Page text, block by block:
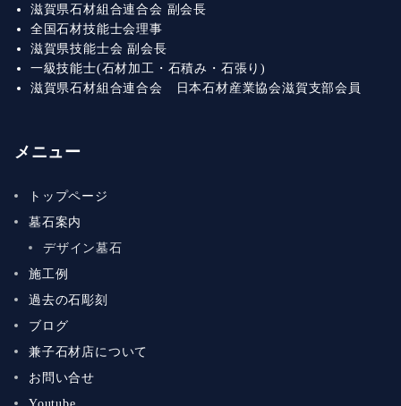
滋賀県石材組合連合会 副会長
全国石材技能士会理事
滋賀県技能士会 副会長
一級技能士(石材加工・石積み・石張り)
滋賀県石材組合連合会 日本石材産業協会滋賀支部会員
メニュー
トップページ
墓石案内
デザイン墓石
施工例
過去の石彫刻
ブログ
兼子石材店について
お問い合せ